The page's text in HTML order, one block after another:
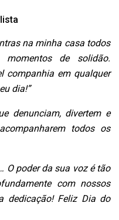
na minha casa todos
de solidão.
companhia em qualquer
dia!”
denunciam, divertem e
todos os
O poder da sua voz é tão
com nossos
dedicação! Feliz Dia do